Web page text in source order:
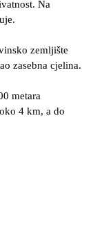
Na
zemljište
zasebna cjelina.
metara
4 km, a do